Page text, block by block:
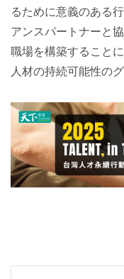
るために意義のある
アンスパートナーと
職場を構築すること
人材の持続可能性の